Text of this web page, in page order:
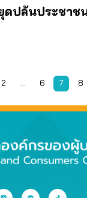
ดปล้นประชาช
2 … 6 7 8